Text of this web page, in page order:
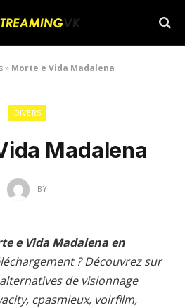
» Morte e Vida Madalena
DIVERS
Madalena
BY
e Vida Madalena en
? Découvrez sur
de visionnage
cpasmieux, voirfilm,